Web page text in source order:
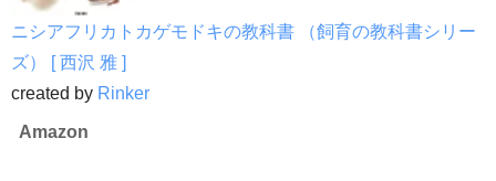
ニシアフリカトカゲモドキの教科書 （飼育の教科書シリー
ズ） [ 西沢 雅 ]
created by Rinker
Amazon